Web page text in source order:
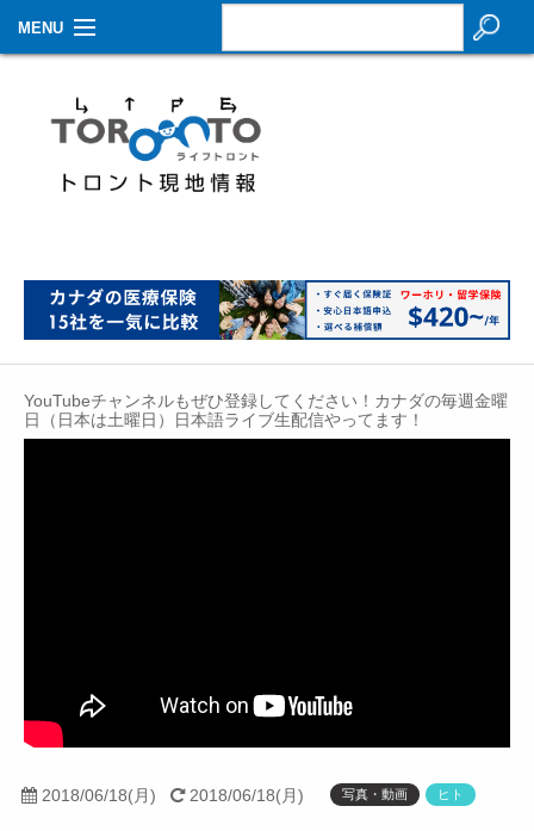
MENU
生活情報
その他
イベントカレンダー
Contact
YouTubeチャンネルもぜひ登録してください！カナダの毎週金曜
日（日本は土曜日）日本語ライブ生配信やってます！
2018/06/18(月) 2018/06/18(月) 写真・動画 ヒト